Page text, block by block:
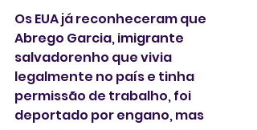
Os EUA já reconheceram que
Abrego Garcia, imigrante
salvadorenho que vivia
legalmente no país e tinha
permissão de trabalho, foi
deportado por engano, mas